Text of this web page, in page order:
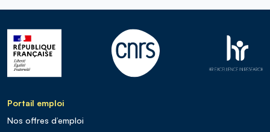
Portail emploi
Nos offres d’emploi